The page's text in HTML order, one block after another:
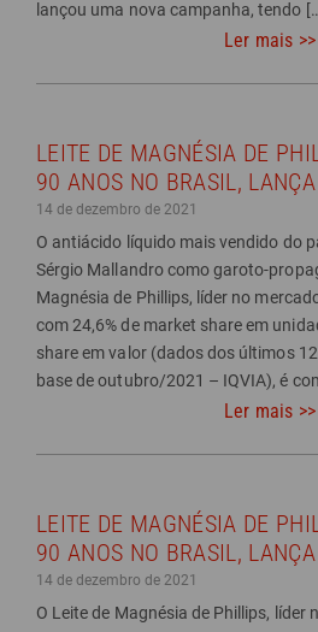
lançou uma nova campanha, tendo
Ler mais >>
LEITE DE MAGNÉSIA DE
90 ANOS NO BRASIL,
14 de dezembro de 2021
O antiácido líquido mais vendido do
Sérgio Mallandro como garoto-
Magnésia de Phillips, líder no
com 24,6% de market share em
share em valor (dados dos últimos
base de outubro/2021 – IQVIA), é
Ler mais >>
LEITE DE MAGNÉSIA DE
90 ANOS NO BRASIL,
14 de dezembro de 2021
O Leite de Magnésia de Phillips, líder